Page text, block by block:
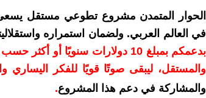
الحوار المتمدن مشروع تطوعي مستقل يسعى
في العالم العربي. ولضمان استمراره
بدعمكم بمبلغ 10 دولارات سنويًا
والمستقل، ليبقى صوتًا قويًا للفكر اليساري
والمشاركة في دعم هذا المشروع.